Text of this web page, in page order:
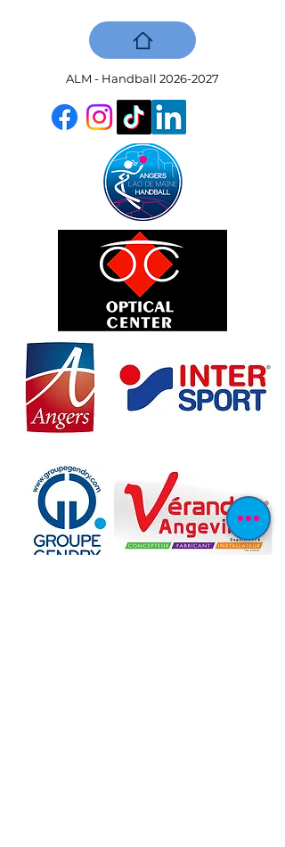
ALM - Handball 2026-2027